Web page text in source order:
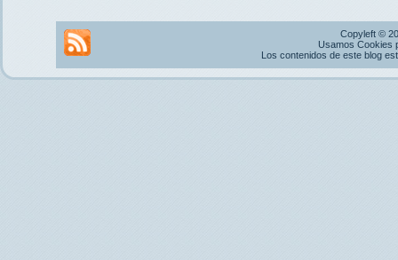
Copyleft ©
Usamos Cookies
Los contenidos de este blog